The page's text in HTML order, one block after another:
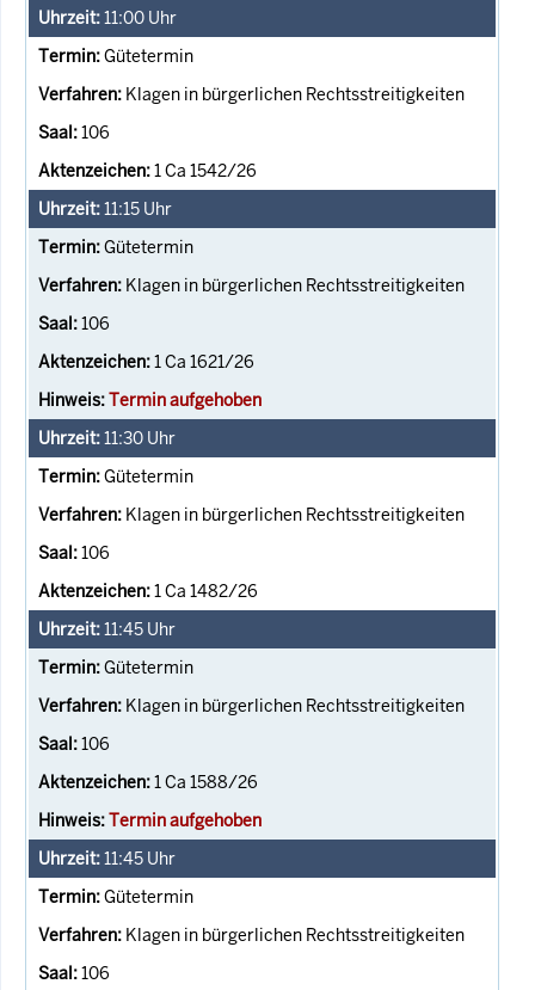
11:00 Uhr
Gütetermin
Klagen in bürgerlichen Rechtsstreitigkeiten
106
1 Ca 1542/26
11:15 Uhr
Gütetermin
Klagen in bürgerlichen Rechtsstreitigkeiten
106
1 Ca 1621/26
Termin aufgehoben
11:30 Uhr
Gütetermin
Klagen in bürgerlichen Rechtsstreitigkeiten
106
1 Ca 1482/26
11:45 Uhr
Gütetermin
Klagen in bürgerlichen Rechtsstreitigkeiten
106
1 Ca 1588/26
Termin aufgehoben
11:45 Uhr
Gütetermin
Klagen in bürgerlichen Rechtsstreitigkeiten
106